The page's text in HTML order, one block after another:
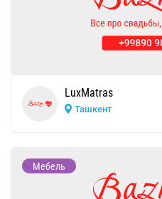
LuxMatras
Ташкент
Мебель